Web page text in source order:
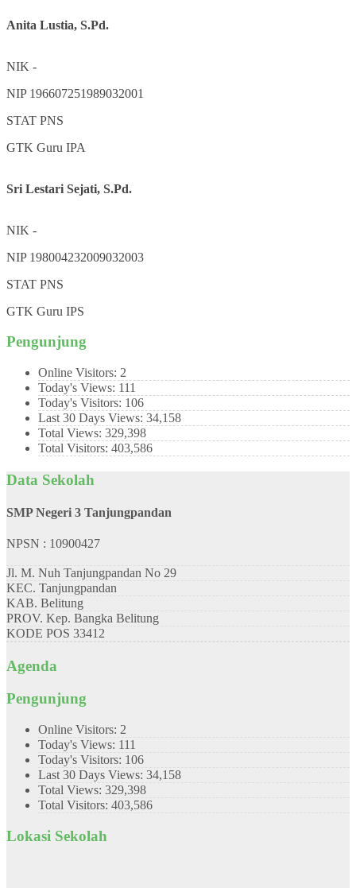
Anita Lustia, S.Pd.
NIK -
NIP 196607251989032001
STAT PNS
GTK Guru IPA
Sri Lestari Sejati, S.Pd.
NIK -
NIP 198004232009032003
STAT PNS
GTK Guru IPS
Pengunjung
Online Visitors: 2
Today's Views: 111
Today's Visitors: 106
Last 30 Days Views: 34,158
Total Views: 329,398
Total Visitors: 403,586
Data Sekolah
SMP Negeri 3 Tanjungpandan
NPSN : 10900427
Jl. M. Nuh Tanjungpandan No 29
KEC. Tanjungpandan
KAB. Belitung
PROV. Kep. Bangka Belitung
KODE POS 33412
Agenda
Pengunjung
Online Visitors: 2
Today's Views: 111
Today's Visitors: 106
Last 30 Days Views: 34,158
Total Views: 329,398
Total Visitors: 403,586
Lokasi Sekolah